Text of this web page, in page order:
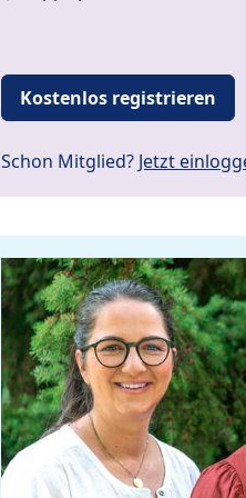
Kostenlos registrieren
Schon Mitglied? Jetzt